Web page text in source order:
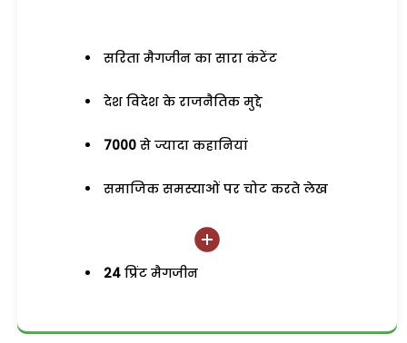
सरिता मैगजीन का सारा कंटेंट
देश विदेश के राजनैतिक मुद्दे
7000 से ज्यादा कहानियां
समाजिक समस्याओं पर चोट करते लेख
24 प्रिंट मैगजीन